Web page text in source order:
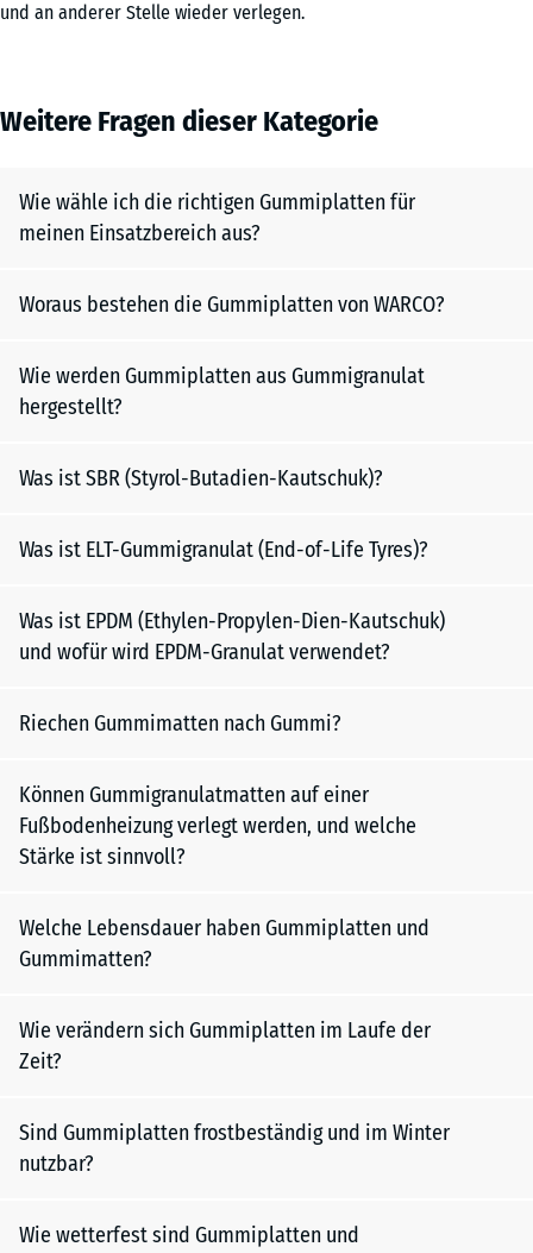
und an anderer Stelle wieder verlegen.
Weitere Fragen dieser Kategorie
Wie wähle ich die richtigen Gummiplatten für
meinen Einsatzbereich aus?
Woraus bestehen die Gummiplatten von WARCO?
Wie werden Gummiplatten aus Gummigranulat
hergestellt?
Was ist SBR (Styrol-Butadien-Kautschuk)?
Was ist ELT-Gummigranulat (End-of-Life Tyres)?
Was ist EPDM (Ethylen-Propylen-Dien-Kautschuk)
und wofür wird EPDM-Granulat verwendet?
Riechen Gummimatten nach Gummi?
Können Gummigranulatmatten auf einer
Fußbodenheizung verlegt werden, und welche
Stärke ist sinnvoll?
Welche Lebensdauer haben Gummiplatten und
Gummimatten?
Wie verändern sich Gummiplatten im Laufe der
Zeit?
Sind Gummiplatten frostbeständig und im Winter
nutzbar?
Wie wetterfest sind Gummiplatten und